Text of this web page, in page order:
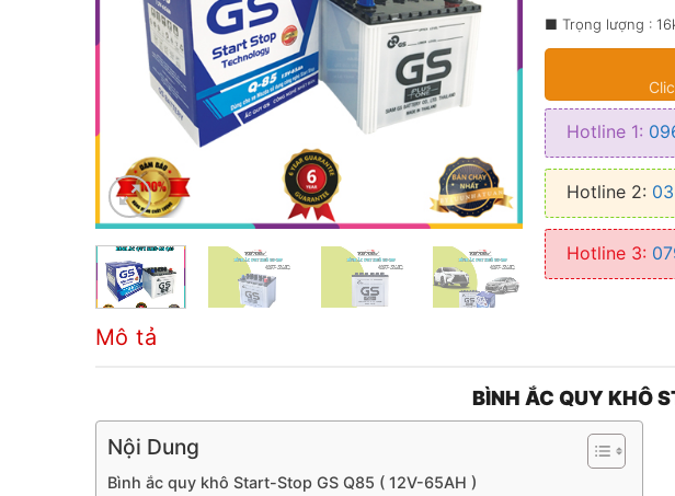
■ Trọng lượng :
Hotline 1:
Hotline 2:
Hotline 3:
Mô tả
BÌNH ẮC QUY KHÔ
Nội Dung
Bình ắc quy khô Start-Stop GS Q85 ( 12V-65AH )